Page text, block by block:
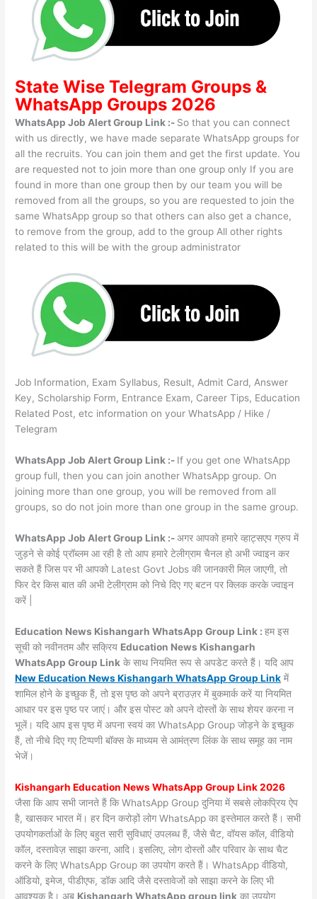
State WiseTelegram Groups &
WhatsApp Groups 2026
WhatsApp Job Alert Group Link :- So that you can connect
with us directly, we have made separate WhatsApp groups for
all the recruits. You can join them and get the first update. You
are requested not to join more than one group only If you are
found in more than one group then by our team you will be
removed from all the groups, so you are requested to join the
same WhatsApp group so that others can also get a chance,
to remove from the group, add to the group All other rights
related to this will be with the group administrator
Job Information, Exam Syllabus, Result, Admit Card, Answer
Key, Scholarship Form, Entrance Exam, Career Tips, Education
Related Post, etc information on your WhatsApp / Hike /
Telegram
WhatsApp Job Alert Group Link :- If you get one WhatsApp
group full, then you can join another WhatsApp group. On
joining more than one group, you will be removed from all
groups, so do not join more than one group in the same group.
WhatsApp Job Alert Group Link :-अगर आपको हमारे व्हाट्सएप ग्रुप में
जुड़ने से कोई प्रॉब्लम आ रही है तो आप हमारे टेलीग्राम चैनल हो अभी ज्वाइन कर
सकते हैं जिस पर भी आपको Latest Govt Jobs की जानकारी मिल जाएगी, तो
फिर देर किस बात की अभी टेलीग्राम को निचे दिए गए बटन पर क्लिक करके ज्वाइन
करें |
Education News Kishangarh WhatsApp Group Link :हम इस
सूची को नवीनतम और सक्रिय Education News Kishangarh
WhatsApp Group Link के साथ नियमित रूप से अपडेट करते हैं। यदि आप
New Education News Kishangarh WhatsApp Group Link में
शामिल होने के इच्छुक हैं, तो इस पृष्ठ को अपने ब्राउज़र में बुकमार्क करें या नियमित
आधार पर इस पृष्ठ पर जाएं। और इस पोस्ट को अपने दोस्तों के साथ शेयर करना न
भूलें। यदि आप इस पृष्ठ में अपना स्वयं का WhatsApp Group जोड़ने के इच्छुक
हैं, तो नीचे दिए गए टिप्पणी बॉक्स के माध्यम से आमंत्रण लिंक के साथ समूह का नाम
भेजें।
Kishangarh Education News WhatsApp Group Link 2026
जैसा कि आप सभी जानते हैं कि WhatsApp Group दुनिया में सबसे लोकप्रिय ऐप
है, खासकर भारत में। हर दिन करोड़ों लोग WhatsApp का इस्तेमाल करते हैं। सभी
उपयोगकर्ताओं के लिए बहुत सारी सुविधाएं उपलब्ध हैं, जैसे चैट, वॉयस कॉल, वीडियो
कॉल, दस्तावेज़ साझा करना, आदि। इसलिए, लोग दोस्तों और परिवार के साथ चैट
करने के लिए WhatsApp Group का उपयोग करते हैं। WhatsApp वीडियो,
ऑडियो, इमेज, पीडीएफ, डॉक आदि जैसे दस्तावेजों को साझा करने के लिए भी
आवश्यक है। अब Kishangarh WhatsApp group link का उपयोग